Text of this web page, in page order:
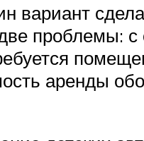
вариант
проблемы:
аренды